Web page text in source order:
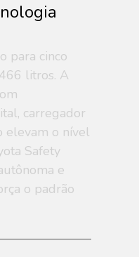
para cinco
litros. A
carregador
elevam o nível
Safety
e
o padrão